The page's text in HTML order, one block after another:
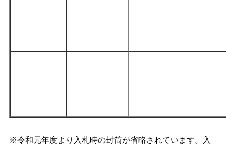
※令和元年度より入札時の封筒が省略されています。入